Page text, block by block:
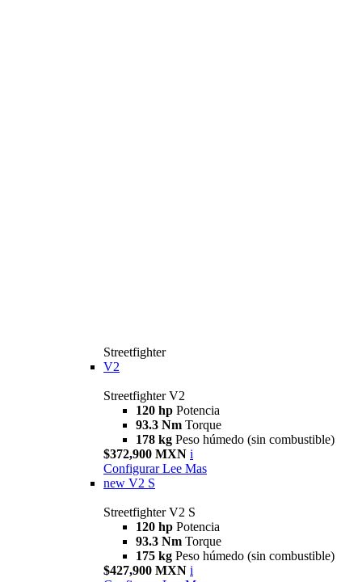
Streetfighter
V2
Streetfighter V2
120 hp Potencia
93.3 Nm Torque
178 kg Peso húmedo (sin combustible)
$372,900 MXN i
Configurar Lee Mas
new V2 S
Streetfighter V2 S
120 hp Potencia
93.3 Nm Torque
175 kg Peso húmedo (sin combustible)
$427,900 MXN i